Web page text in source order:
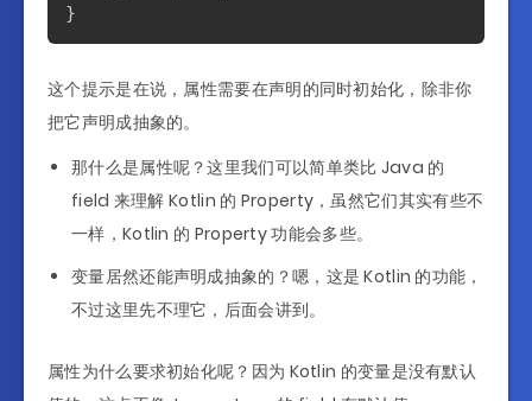
}
这个提示是在说，属性需要在声明的同时初始化，除非你
把它声明成抽象的。
那什么是属性呢？这里我们可以简单类比 Java 的
field 来理解 Kotlin 的 Property，虽然它们其实有些不
一样，Kotlin 的 Property 功能会多些。
变量居然还能声明成抽象的？嗯，这是 Kotlin 的功能，
不过这里先不理它，后面会讲到。
属性为什么要求初始化呢？因为 Kotlin 的变量是没有默认